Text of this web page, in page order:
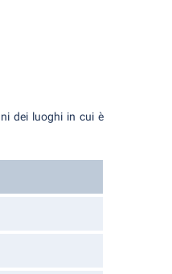
dei luoghi in cui è